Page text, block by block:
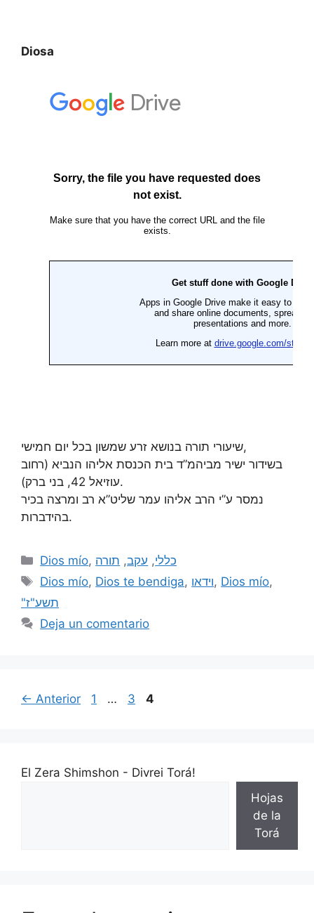
Diosa
שיעורי תורה בנושא זרע שמשון בכל יום חמישי,
בשידור ישיר מביהמ”ד בית הכנסת אליהו הנביא (רחוב
עוזיאל 42, בני ברק).
נמסר ע”י הרב אליהו עמר שליט”א רב ומרצה בכיר
בהידברות.
Dios mío, כללי, עקב, תורה
Dios mío, Dios te bendiga, וידאו, Dios mío,
"תשע"ז
Deja un comentario
← Anterior 1 … 3 4
El Zera Shimshon - Divrei Torá!
Hojas
de la
Torá